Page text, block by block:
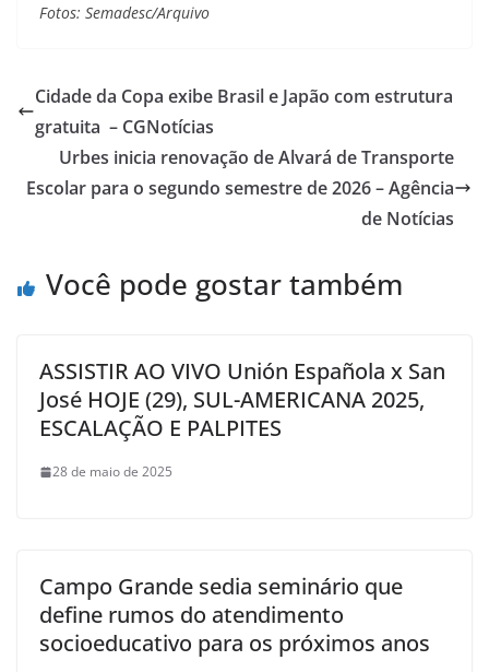
Fotos: Semadesc/Arquivo
Cidade da Copa exibe Brasil e Japão com estrutura
gratuita – CGNotícias
Urbes inicia renovação de Alvará de Transporte
Escolar para o segundo semestre de 2026 – Agência
de Notícias
Você pode gostar também
ASSISTIR AO VIVO Unión Española x San
José HOJE (29), SUL-AMERICANA 2025,
ESCALAÇÃO E PALPITES
28 de maio de 2025
Campo Grande sedia seminário que
define rumos do atendimento
socioeducativo para os próximos anos